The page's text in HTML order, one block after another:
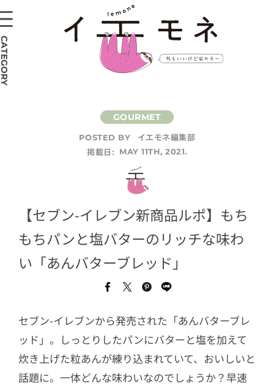
POSTED BY
イエモネ編集部
掲載日:
MAY 11TH, 2021.
【セブン-イレブン新商品ルポ】もち
もちパンと塩バターのリッチな味わ
い「あんバターブレッド」
セブン-イレブンから発売された「あんバターブレ
ッド」。しっとりしたパンにバターと塩を加えて
炊き上げた粒あんが練り込まれていて、おいしいと
話題に。一体どんな味わいなのでしょうか？早速